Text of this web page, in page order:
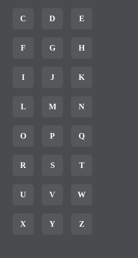
C D E
F G H
I J K
L M N
O P Q
R S T
U V W
X Y Z